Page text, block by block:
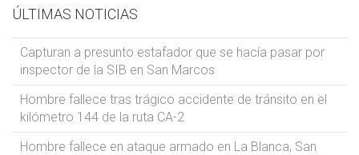
ÚLTIMAS NOTICIAS
Capturan a presunto estafador que se hacía pasar por
inspector de la SIB en San Marcos
Hombre fallece tras trágico accidente de tránsito en el
kilómetro 144 de la ruta CA-2
Hombre fallece en ataque armado en La Blanca, San